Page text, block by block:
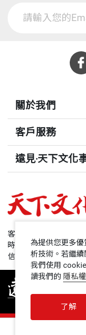
關於我們
客戶服務
遠見‧天下文化
哈佛商業評論
領導影響力學院
1號課堂
客服專線：+886 2
時間：週一~週五
信箱：
為提供您更多
析技術。若繼
我們使用
讀我們的 隱私
了解